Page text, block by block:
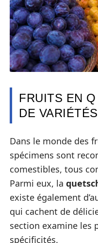
FRUITS EN
DE
Dans le monde des
spécimens sont
comestibles, tous
Parmi eux, la
existe également
qui cachent de
section examine les
spécificités.